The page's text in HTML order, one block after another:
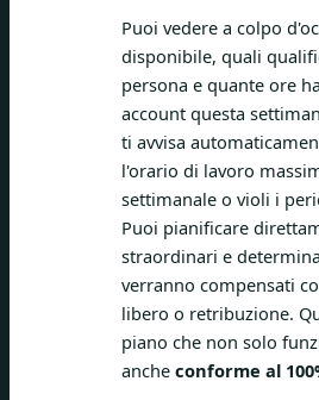
Puoi vedere a colpo
disponibile, quali
persona e quante ore
account questa
ti avvisa
l'orario di lavoro
settimanale o violi i
Puoi pianificare
straordinari e
verranno compensati
libero o retribuzione.
piano che non solo
anche conforme al